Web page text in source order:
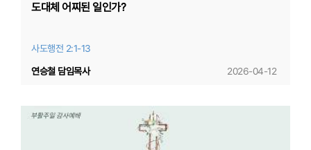
도대체 어찌된 일인가?
사도행전 2:1-13
2026-04-12
연승철 담임목사